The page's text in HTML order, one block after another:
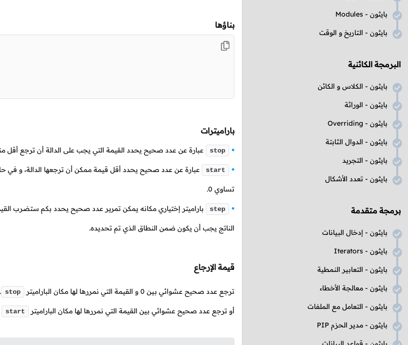
بايثون - Modules
بايثون - التاريخ و الوقت
البرمجة الكائنية
بايثون - الكلاس و الكائن
بايثون - الوراثة
بايثون - Overriding
بايثون - الدوال الثابتة
بايثون - التجريد
بايثون - تعدد الأشكال
برمجة متقدمة
بايثون - إدخال البيانات
بايثون - Iterators
بايثون - التعابير النمطية
بايثون - معالجة الأخطاء
بايثون - التعامل مع الملفات
بايثون - مدير الحزم PIP
بناؤها
باراميترات
stop عبارة عن عدد صحيح يحدد القيمة التي يجب على الدالة أن ترجع أقل
start عبارة عن عدد صحيح يحدد أقل قيمة ممكن أن ترجعها الدالة، و في حال
تساوي 0
.
step باراميتر إختياري مكانه يمكن تمرير عدد صحيح يحدد بكم ستضرب القيمة
الناتج يجب أن يكون ضمن النطاق الذي تم تحديده.
قيمة الإرجاع
ترجع عدد صحيح عشوائي بين 0 و القيمة التي نمررها لها مكان الباراميتر stop
.
أو ترجع عدد صحيح عشوائي بين القيمة التي نمررها لها مكان الباراميتر start